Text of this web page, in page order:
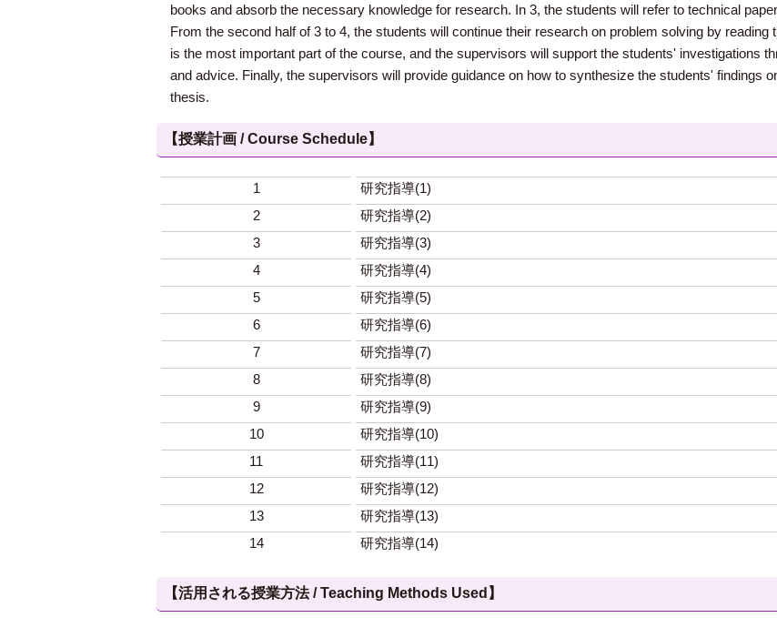
books and absorb the necessary knowledge for research. In 3, the students will refer to technical
From the second half of 3 to 4, the students will continue their research on problem solving by
is the most important part of the course, and the supervisors will support the students' investigations
and advice. Finally, the supervisors will provide guidance on how to synthesize the students' findings
thesis.
【授業計画 / Course Schedule】
1
研究指導(1)
2
研究指導(2)
3
研究指導(3)
4
研究指導(4)
5
研究指導(5)
6
研究指導(6)
7
研究指導(7)
8
研究指導(8)
9
研究指導(9)
10
研究指導(10)
11
研究指導(11)
12
研究指導(12)
13
研究指導(13)
14
研究指導(14)
【活用される授業方法 / Teaching Methods Used】